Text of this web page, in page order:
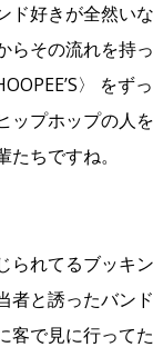
好きが全然いな
らその流れを持
〉 をず
ップホップの人
ちですね。
られてるブッキ
者と誘ったバン
客で見に行って